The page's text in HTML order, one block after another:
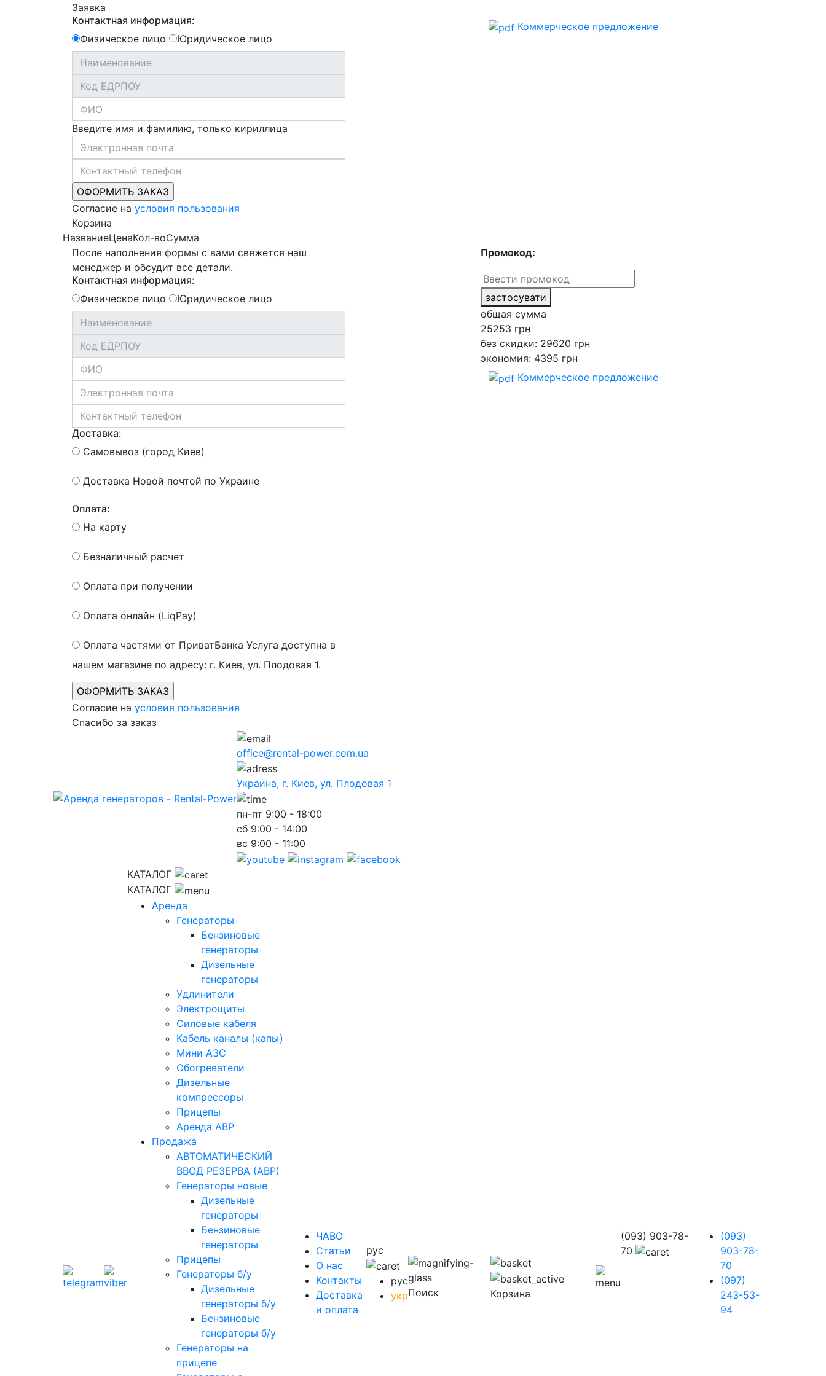
Заявка
Контактная информация:
Физическое лицо
Юридическое лицо
Введите имя и фамилию, только кириллица
Согласие на условия пользования
Коммерческое предложение
Корзина
НазваниеЦенаКол-воСумма
После наполнения формы с вами свяжется наш
менеджер и обсудит все детали.
Контактная информация:
Физическое лицо
Юридическое лицо
Доставка:
Самовывоз (город Киев)
Доставка Новой почтой по Украине
Оплата:
На карту
Безналичный расчет
Оплата при получении
Оплата онлайн (LiqPay)
Оплата частями от ПриватБанка Услуга доступна в
нашем магазине по адресу: г. Киев, ул. Плодовая 1.
Согласие на условия пользования
Промокод:
застосувати
общая сумма
25253 грн
без скидки: 29620 грн
экономия: 4395 грн
Коммерческое предложение
Спасибо за заказ
office@rental-power.com.ua
Украина, г. Киев, ул. Плодовая 1
пн-пт 9:00 - 18:00
сб 9:00 - 14:00
вс 9:00 - 11:00
КАТАЛОГ
КАТАЛОГ
Аренда
Генераторы
Бензиновые
генераторы
Дизельные
генераторы
Удлинители
Электрощиты
Силовые кабеля
Кабель каналы (капы)
Мини АЗС
Обогреватели
Дизельные
компрессоры
Прицепы
Аренда АВР
Продажа
АВТОМАТИЧЕСКИЙ
ВВОД РЕЗЕРВА (АВР)
Генераторы новые
Дизельные
генераторы
Бензиновые
генераторы
Прицепы
Генераторы б/у
Дизельные
генераторы б/у
Бензиновые
генераторы б/у
Генераторы на
прицепе
ЧАВО
Cтатьи
O нас
Контакты
Доставка
и оплата
рус
рус
укрПоиск Корзина
(093) 903-78-
70
(093)
903-78-
70
(097)
243-53-
94